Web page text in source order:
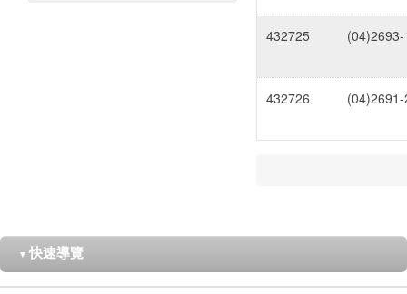
432725
432726
▼ 快速導覽